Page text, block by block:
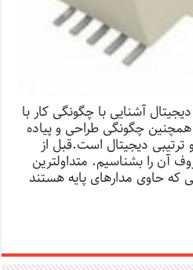
آشنایی با چگونگی کار با
چگونگی طراحی و پیاده
دیجیتال است.قبل از
آن را بشناسیم. متداولترین
که حاوی مدارهای پایه هستند